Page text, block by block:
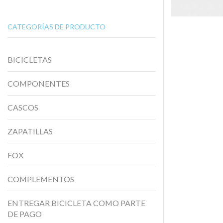
CATEGORÍAS DE PRODUCTO
BICICLETAS
COMPONENTES
CASCOS
ZAPATILLAS
FOX
COMPLEMENTOS
ENTREGAR BICICLETA COMO PARTE
DE PAGO